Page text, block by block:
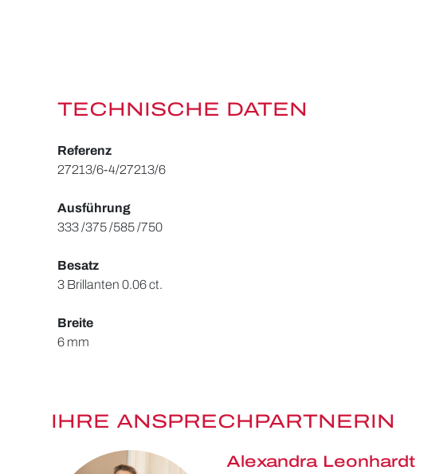
TECHNISCHE DATEN
Referenz
27213/6-4/27213/6
Ausführung
333 /375 /585 /750
Besatz
3 Brillanten 0.06 ct.
Breite
6 mm
IHRE ANSPRECHPARTNERIN
Alexandra Leonhardt